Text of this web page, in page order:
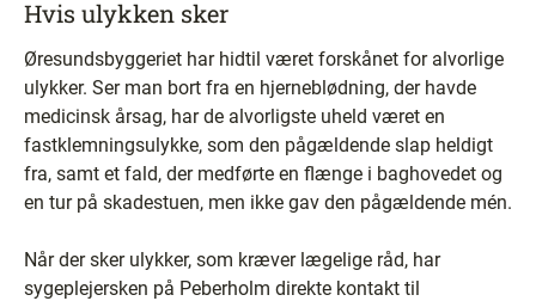
Hvis ulykken sker
Øresundsbyggeriet har hidtil været forskånet for alvorlige
ulykker. Ser man bort fra en hjerneblødning, der havde
medicinsk årsag, har de alvorligste uheld været en
fastklemningsulykke, som den pågældende slap heldigt
fra, samt et fald, der medførte en flænge i baghovedet og
en tur på skadestuen, men ikke gav den pågældende mén.
Når der sker ulykker, som kræver lægelige råd, har
sygeplejersken på Peberholm direkte kontakt til